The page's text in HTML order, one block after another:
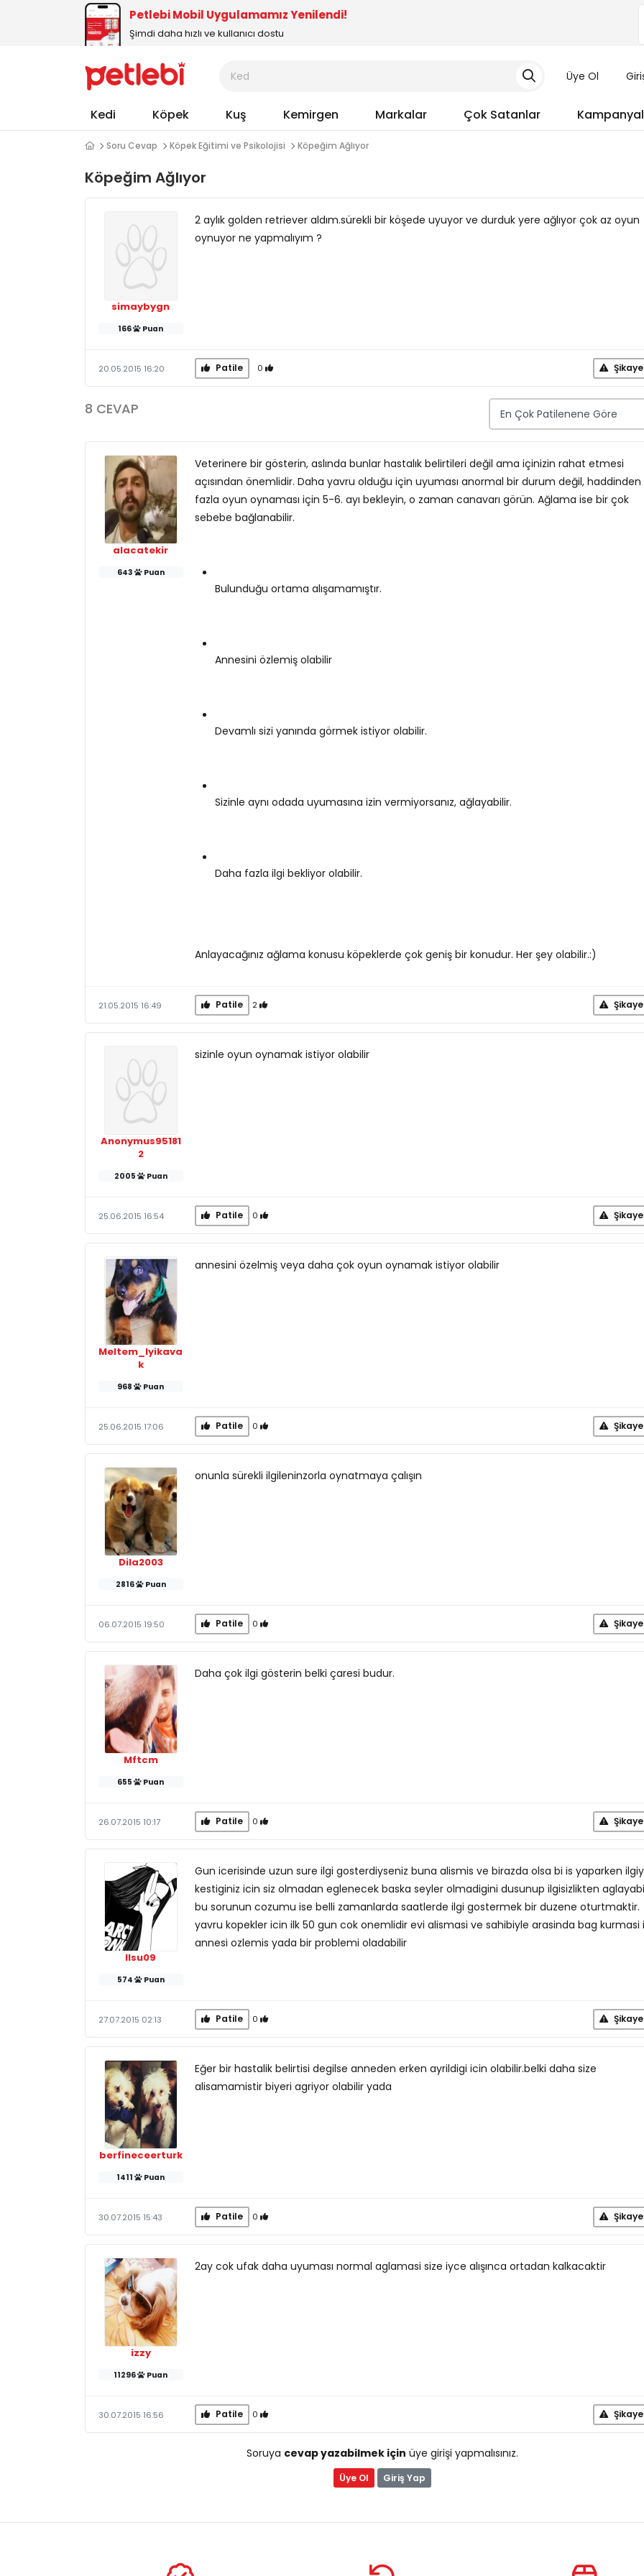
Petlebi Mobil Uygulamamız Yenilendi!
Şimdi daha hızlı ve kullanıcı dostu
Üye Ol
Kedi Köpek Kuş Kemirgen Markalar Çok Satanlar
Soru Cevap Köpek Eğitimi ve Psikolojisi Köpeğim Ağlıyor
Köpeğim Ağlıyor
simaybygn
166 Puan
2 aylık golden retriever aldım.sürekli bir köşede uyuyor ve durduk yere ağlıyor çok az oyun
oynuyor ne yapmalıyım ?
20.05.2015 16:20 Patile 0
8 CEVAP
alacatekir
643 Puan
Veterinere bir gösterin, aslında bunlar hastalık belirtileri değil ama içinizin rahat etmesi
açısından önemlidir. Daha yavru olduğu için uyuması anormal bir durum değil, haddinden
fazla oyun oynaması için 5-6. ayı bekleyin, o zaman canavarı görün. Ağlama ise bir çok
sebebe bağlanabilir.
Bulunduğu ortama alışamamıştır.
Annesini özlemiş olabilir
Devamlı sizi yanında görmek istiyor olabilir.
Sizinle aynı odada uyumasına izin vermiyorsanız, ağlayabilir.
Daha fazla ilgi bekliyor olabilir.
Anlayacağınız ağlama konusu köpeklerde çok geniş bir konudur. Her şey olabilir.:)
21.05.2015 16:49 Patile 2
Anonymus95181
2
2005 Puan
sizinle oyun oynamak istiyor olabilir
25.06.2015 16:54 Patile 0
Meltem_Iyikava
k
968 Puan
annesini özelmiş veya daha çok oyun oynamak istiyor olabilir
25.06.2015 17:06 Patile 0
Dila2003
2816 Puan
onunla sürekli ilgileninzorla oynatmaya çalışın
06.07.2015 19:50 Patile 0
Mftcm
655 Puan
Daha çok ilgi gösterin belki çaresi budur.
26.07.2015 10:17 Patile 0
Ilsu09
574 Puan
Gun icerisinde uzun sure ilgi gosterdiyseniz buna alismis ve birazda olsa bi is yaparken
kestiginiz icin siz olmadan eglenecek baska seyler olmadigini dusunup ilgisizlikten
bu sorunun cozumu ise belli zamanlarda saatlerde ilgi gostermek bir duzene oturtmaktir.
yavru kopekler icin ilk 50 gun cok onemlidir evi alismasi ve sahibiyle arasinda bag kurmasi
annesi ozlemis yada bir problemi oladabilir
27.07.2015 02:13 Patile 0
berfineceerturk
1411 Puan
Eğer bir hastalik belirtisi degilse anneden erken ayrildigi icin olabilir.belki daha size
alisamamistir biyeri agriyor olabilir yada
30.07.2015 15:43 Patile 0
izzy
11296 Puan
2ay cok ufak daha uyuması normal aglamasi size iyce alışınca ortadan kalkacaktir
30.07.2015 16:56 Patile 0
Soruya cevap yazabilmek için üye girişi yapmalısınız.
Üye Ol Giriş Yap